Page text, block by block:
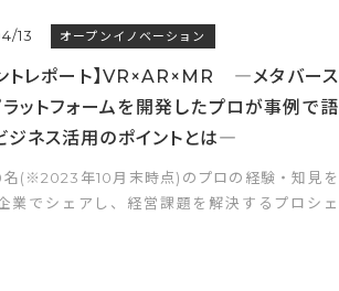
13 オープンイノベーション
ントレポート】VR×AR×MR ―メタバース
ットフォームを開発したプロが事例で語
ジネス活用のポイントとは―
(※2023年10月末時点)のプロの経験・知見を
業でシェアし、経営課題を解決するプロシェ